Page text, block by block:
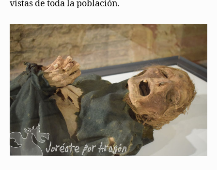
vistas de toda la población.